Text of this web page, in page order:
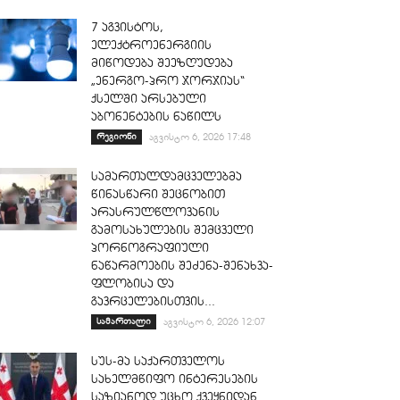
7 აგვისტოს,
ელექტროენერგიის
მიწოდება შეეზღუდება
„ენერგო-პრო ჯორჯიას“
ქსელში არსებული
აბონენტების ნაწილს
რეგიონი აგვისტო 6, 2026 17:48
სამართალდამცველებმა
წინასწარი შეცნობით
არასრულწლოვანის
გამოსახულების შემცველი
პორნოგრაფიული
ნაწარმოების შეძენა-შენახვა-
ფლობისა და
გავრცელებისთვის...
სამართალი აგვისტო 6, 2026 12:07
სუს-მა საქართველოს
სახელმწიფო ინტერესების
საზიანოდ უცხო ქვეყნიდან